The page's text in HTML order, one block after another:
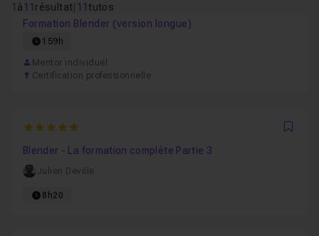
1 à11 résultat 11 tutos
Formation Blender (version longue)
159h
Mentor individuel
Certification professionnelle
5
Blender - La formation complète Partie 3
Julien Deville
8h20